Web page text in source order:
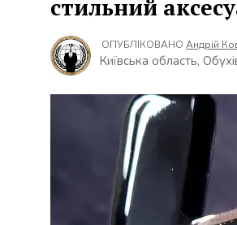
стильний
ОПУБЛІКОВАНО Андрій
Київська область,